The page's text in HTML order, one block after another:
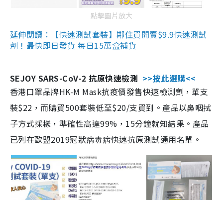
點擊圖片放大
延伸閱讀：【快速測試套裝】鄰住買開賣$9.9快速測試
劑！最快即日發貨 每日15萬盒補貨
SEJOY SARS-CoV-2 抗原快速檢測 >>按此選購<<
香港口罩品牌HK-M Mask抗疫價發售快速檢測劑，單支
裝$22，而購買500套裝低至$20/支買到。產品以鼻咽拭
子方式採樣，準確性高達99%，15分鐘就知結果。產品
已列在歐盟2019冠狀病毒病快速抗原測試通用名單。